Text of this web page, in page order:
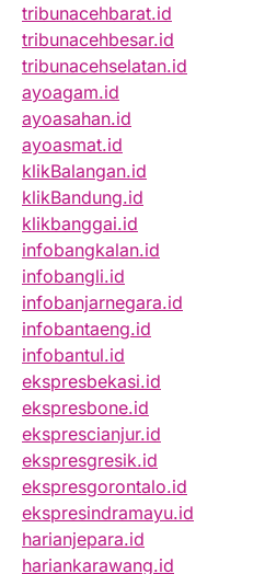
tribunacehbarat.id
tribunacehbesar.id
tribunacehselatan.id
ayoagam.id
ayoasahan.id
ayoasmat.id
klikBalangan.id
klikBandung.id
klikbanggai.id
infobangkalan.id
infobangli.id
infobanjarnegara.id
infobantaeng.id
infobantul.id
ekspresbekasi.id
ekspresbone.id
eksprescianjur.id
ekspresgresik.id
ekspresgorontalo.id
ekspresindramayu.id
harianjepara.id
hariankarawang.id